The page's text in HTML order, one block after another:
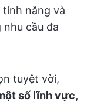
tính năng và
cầu đa
tuyệt vời,
số lĩnh vực,